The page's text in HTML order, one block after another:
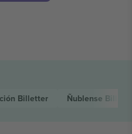
Billetter Ñublense